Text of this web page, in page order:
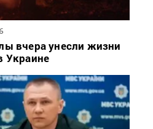
вчера унесли жизни
Украине